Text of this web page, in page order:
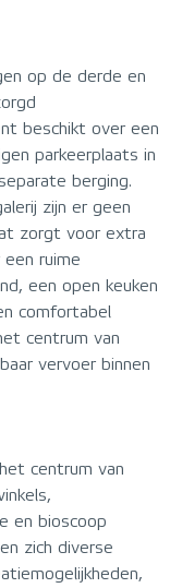
op de derde en
beschikt over een
parkeerplaats in
berging.
zijn er geen
zorgt voor extra
ruime
een open keuken
comfortabel
centrum van
vervoer binnen
centrum van
en bioscoop
zich diverse